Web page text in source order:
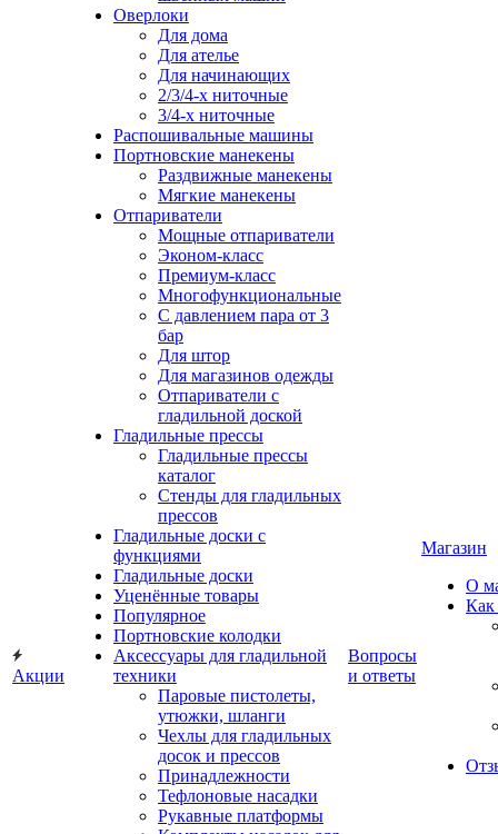
Акции
Оверлоки
Для дома
Для ателье
Для начинающих
2/3/4-х ниточные
3/4-х ниточные
Распошивальные машины
Портновские манекены
Раздвижные манекены
Мягкие манекены
Отпариватели
Мощные отпариватели
Эконом-класс
Премиум-класс
Многофункциональные
С давлением пара от 3
бар
Для штор
Для магазинов одежды
Отпариватели с
гладильной доской
Гладильные прессы
Гладильные прессы
каталог
Стенды для гладильных
прессов
Гладильные доски с
функциями
Гладильные доски
Уценённые товары
Популярное
Портновские колодки
Аксессуары для гладильной
техники
Паровые пистолеты,
утюжки, шланги
Чехлы для гладильных
досок и прессов
Принадлежности
Тефлоновые насадки
Рукавные платформы
Вопросы
и ответы
Магазин
О
Как